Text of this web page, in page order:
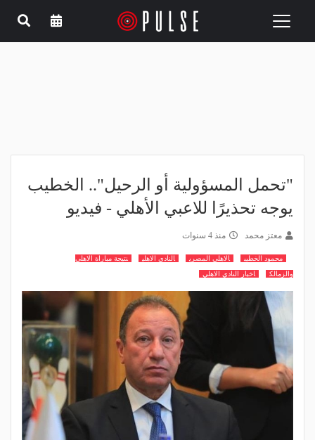
Toggle
"تحمل المسؤولية أو الرحيل".. الخطيب
يوجه تحذيرًا للاعبي الأهلي - فيديو
معتز محمد منذ 4 سنوات
محمود الخطيب الاهلي المصري النادي الاهلي
نتيجة مباراة الاهلي
والزمالك
اخبار النادي الاهلي